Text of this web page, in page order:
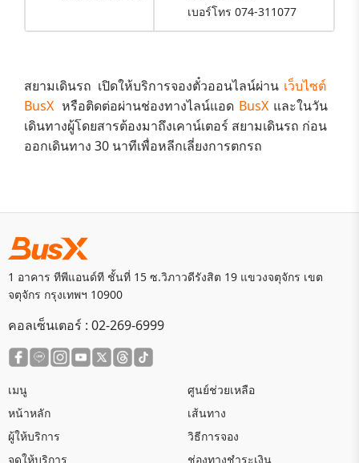
เบอร์โทร 074-311077
สยามเดินรถ เปิดให้บริการจองตั๋วออนไลน์ผ่าน เว็บไซต์
BusX หรือติดต่อผ่านช่องทางไลน์แอด BusX และในวัน
เดินทางผู้โดยสารต้องมาถึงเคาน์เตอร์ สยามเดินรถ ก่อน
ออกเดินทาง 30 นาทีเพื่อหลีกเลี่ยงการตกรถ
1 อาคาร ทีพีแอนด์ที ชั้นที่ 15 ซ.วิภาวดีรังสิต 19 แขวงจตุจักร เขต
จตุจักร กรุงเทพฯ 10900
คอลเซ็นเตอร์ : 02-269-6999
เมนู
หน้าหลัก
ผู้ให้บริการ
จุดให้บริการ
ศูนย์ช่วยเหลือ
เส้นทาง
วิธีการจอง
ช่องทางชำระเงิน